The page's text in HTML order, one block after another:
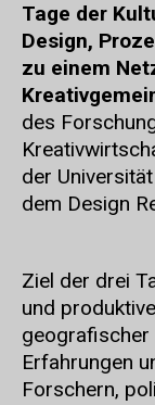
Tage der
Design,
zu einem
des
der
dem Design
Ziel der drei
und
geografischer
Erfahrungen
Forschern,